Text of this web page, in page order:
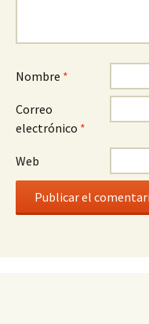
Nombre *
Correo
electrónico *
Web